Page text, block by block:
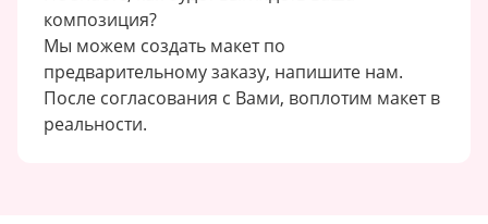
композиция?
Мы можем создать макет по
предварительному заказу, напишите нам.
После согласования с Вами, воплотим макет в
реальности.